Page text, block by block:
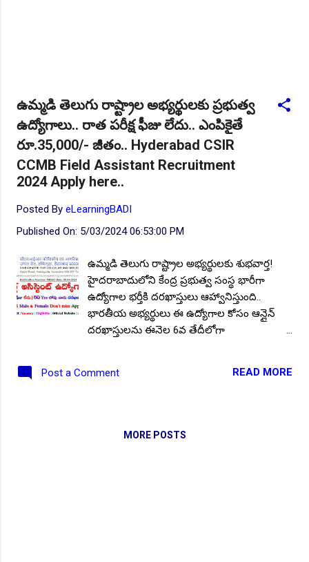
ఉమ్మడి తెలుగు రాష్ట్రాల అభ్యర్థులకు ప్రభుత్వ
ఉద్యోగాలు.. రాత పరీక్ష ఫీజు లేదు.. ఎంపికైతే
రూ.35,000/- జీతం.. Hyderabad CSIR
CCMB Field Assistant Recruitment
2024 Apply here..
Posted By eLearningBADI
Published On: 5/03/2024 06:53:00 PM
ఉమ్మడి తెలుగు రాష్ట్రాల అభ్యర్థులకు శుభవార్త!
హైదరాబాదులోని కేంద్ర ప్రభుత్వ సంస్థ భారీగా
ఉద్యోగాల భర్తీకి దరఖాస్తులు ఆహ్వానిస్తుంది..
భారతీయ అభ్యర్థులు ఈ ఉద్యోగాల కోసం ఆన్లైన్
దరఖాస్తులను ఈనెల 6వ తేదీలోగా
చెందిన కౌన్సిల్ ఆఫ్ సైంటిఫిక్ & ఇండస్ట్రియల్
ఉన్న కాంట్రాక్ట్ ఉద్యోగాల భర్తీకి ఆన్లైన్ దరఖాస్తులు
Post a Comment READ MORE
MORE POSTS